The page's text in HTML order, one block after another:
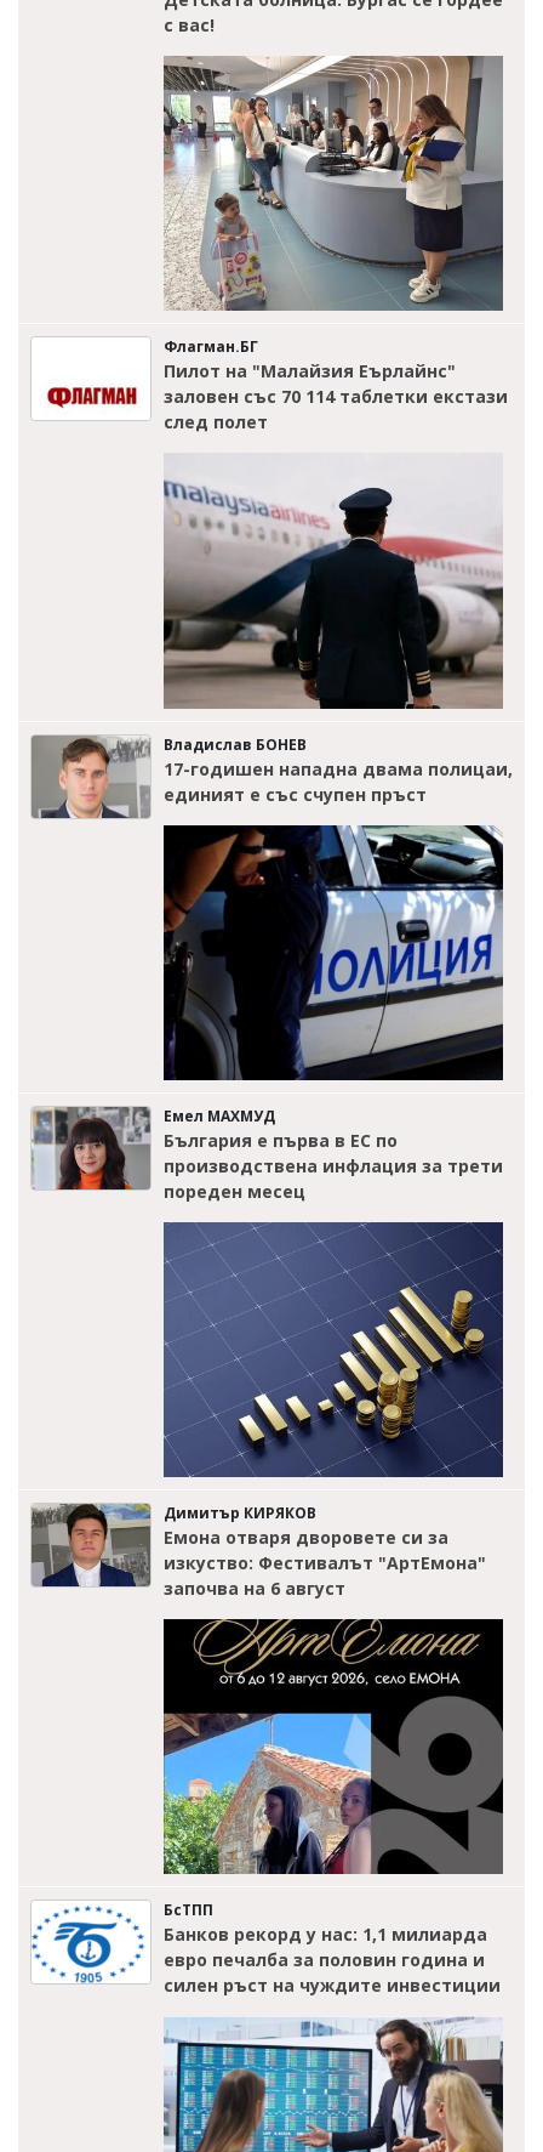
с вас!
Флагман.БГ
Пилот на "Малайзия Еърлайнс"
заловен със 70 114 таблетки екстази
след полет
Владислав БОНЕВ
17-годишен нападна двама полицаи,
единият е със счупен пръст
Емел МАХМУД
България е първа в ЕС по
производствена инфлация за трети
пореден месец
Димитър КИРЯКОВ
Емона отваря дворовете си за
изкуство: Фестивалът "АртЕмона"
започва на 6 август
БсТПП
Банков рекорд у нас: 1,1 милиарда
евро печалба за половин година и
силен ръст на чуждите инвестиции